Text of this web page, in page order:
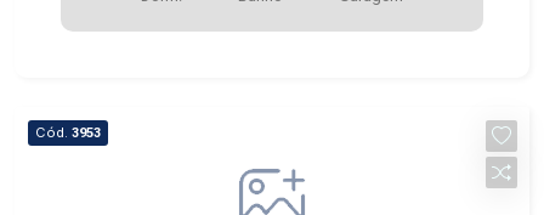
Cód. 3953